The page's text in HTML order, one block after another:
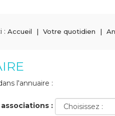
: Accueil Votre quotidien
l'annuaire :
: